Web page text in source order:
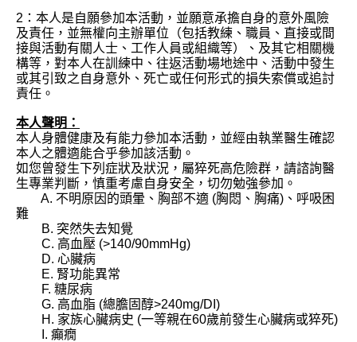
2：本人是自願參加本活動，並願意承擔自身的意外風險
及責任，並無權向主辦單位（包括教練、職員、直接或間
接與活動有關人士、工作人員或組織等）、及其它相關機
構等，對本人在訓練中、往返活動場地途中、活動中發生
或其引致之自身意外、死亡或任何形式的損失索償或追討
責任。
本人聲明：
本人身體健康及有能力參加本活動，並經由執業醫生確認
本人之體適能合乎參加該活動。
如您曾發生下列症狀及狀況，屬猝死高危險群，請諮詢醫
生專業判斷，慎重考慮自身安全，切勿勉強參加。
A. 不明原因的頭暈、胸部不適 (胸悶、胸痛)、呼吸困
難
B. 突然失去知覺
C. 高血壓 (>140/90mmHg)
D. 心臟病
E. 腎功能異常
F. 糖尿病
G. 高血脂 (總膽固醇>240mg/DI)
H. 家族心臟病史 (一等親在60歲前發生心臟病或猝死)
I. 癲癇